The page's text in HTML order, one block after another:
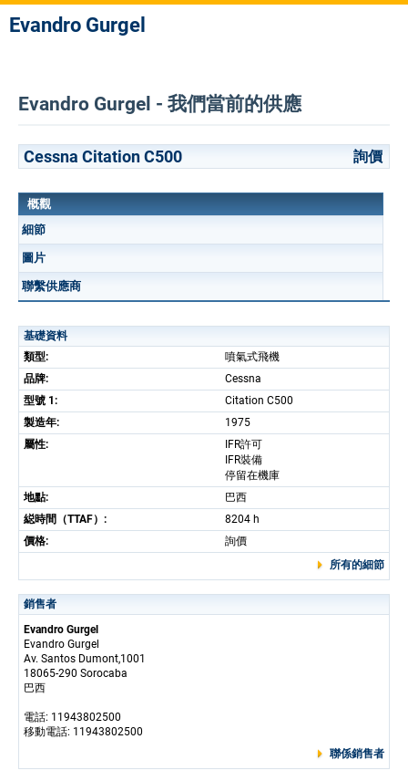
Evandro Gurgel
Evandro Gurgel - 我們當前的供應
Cessna Citation C500 詢價
概觀
細節
圖片
聯繫供應商
基礎資料
類型:
噴氣式飛機
品牌:
Cessna
型號 1:
Citation C500
製造年:
1975
屬性:
IFR許可
IFR裝備
停留在機庫
地點:
巴西
縂時間（TTAF）:
8204 h
價格:
詢價
所有的細節
銷售者
Evandro Gurgel
Evandro Gurgel
Av. Santos Dumont,1001
18065-290 Sorocaba
巴西
電話: 11943802500
移動電話: 11943802500
聯係銷售者